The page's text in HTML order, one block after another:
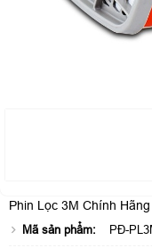
Phin Lọc 3M Chính
Mã sản phẩm: PĐ-